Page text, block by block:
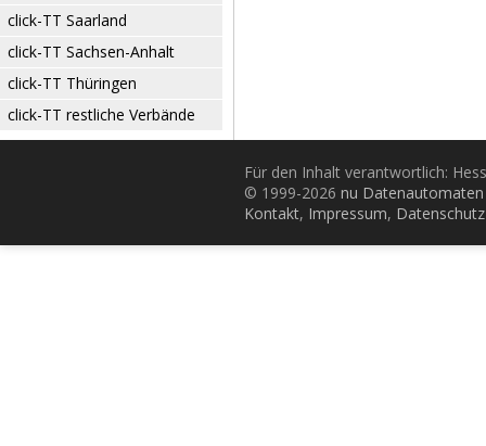
click-TT Saarland
click-TT Sachsen-Anhalt
click-TT Thüringen
click-TT restliche Verbände
Für den Inhalt verantwortlich:
© 1999-2026 nu
Kontakt, Impressum, Datenschutz